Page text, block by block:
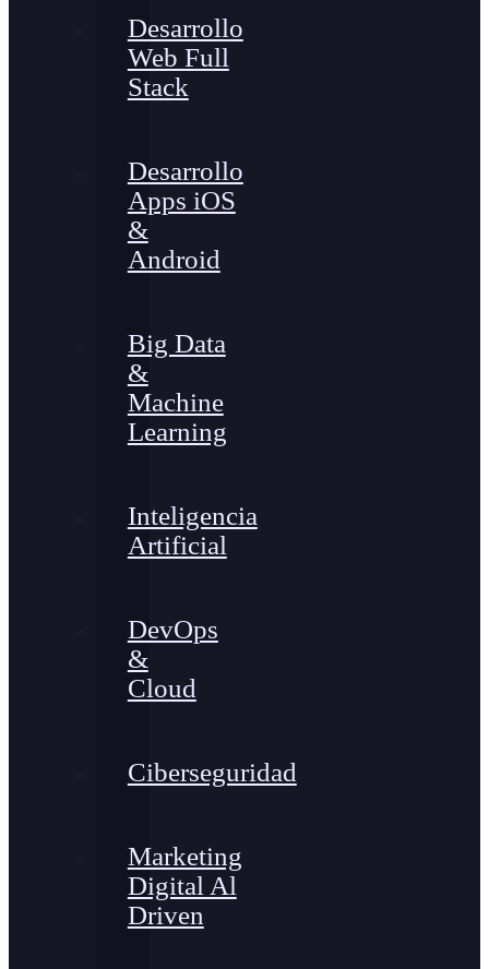
Desarrollo
Web Full
Stack
Desarrollo
Apps iOS
&
Android
Big Data
&
Machine
Learning
Inteligencia
Artificial
DevOps
&
Cloud
Ciberseguridad
Marketing
Digital Al
Driven